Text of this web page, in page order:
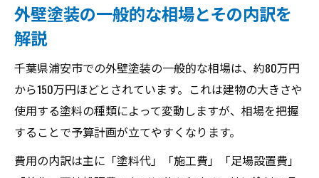
外壁塗装の一般的な相場とその内訳を
解説
千葉県浦安市での外壁塗装の一般的な相場は、約80万円
から150万円ほどとされています。これは建物の大きさや
使用する塗料の種類によって変動しますが、相場を把握
することで予算計画が立てやすくなります。
費用の内訳は主に「塗料代」「施工費」「足場設置費」